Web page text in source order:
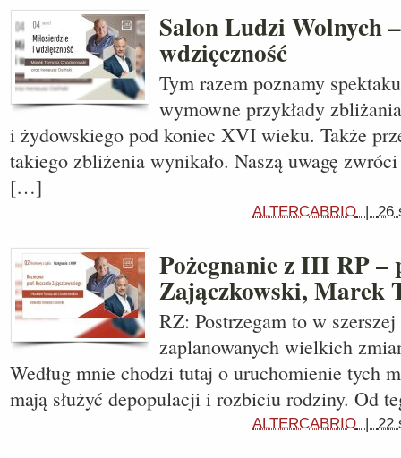
Salon Ludzi Wolnych
wdzięczność
Tym razem poznamy
wymowne przykłady
i żydowskiego pod koniec XVI wieku. Także
takiego zbliżenia wynikało. Naszą uwagę
[…]
ALTERCABRIO | 26
Pożegnanie z III RP –
Zajączkowski, Marek
RZ: Postrzegam to w
zaplanowanych wielkich
Według mnie chodzi tutaj o uruchomienie tych
mają służyć depopulacji i rozbiciu rodziny. Od
ALTERCABRIO | 22